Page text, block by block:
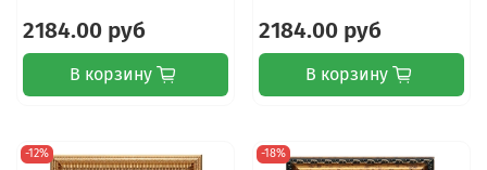
2184.00 руб
В корзину
2184.00 руб
В корзину
-12% -18%